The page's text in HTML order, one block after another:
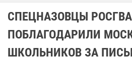
СПЕЦНАЗОВЦЫ
ПОБЛАГОДАРИЛИ
ШКОЛЬНИКОВ ЗА